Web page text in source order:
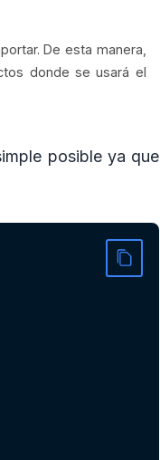
De esta manera,
donde se usará el
posible ya que